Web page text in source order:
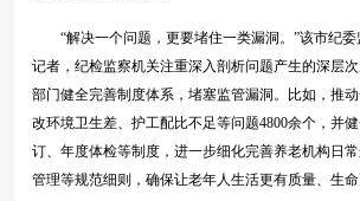
“解决一个问题，更要堵住一类漏洞。”该市纪委
记者，纪检监察机关注重深入剖析问题产生的深层
部门健全完善制度体系，堵塞监管漏洞。比如，推
改环境卫生差、护工配比不足等问题4800余个，并
订、年度体检等制度，进一步细化完善养老机构日
管理等规范细则，确保让老年人生活更有质量、生命